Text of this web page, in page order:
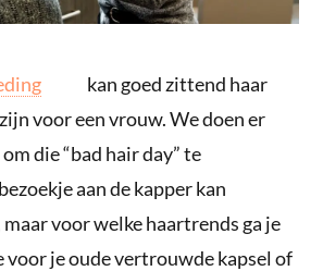
kan goed zittend haar
voor een vrouw. We doen er
die “bad hair day” te
aan de kapper kan
voor welke haartrends ga je
voor je oude vertrouwde kapsel of